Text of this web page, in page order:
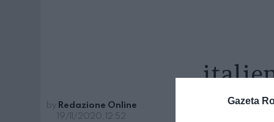
Gazeta
by Redazione Online
19/11/2020, 12:52